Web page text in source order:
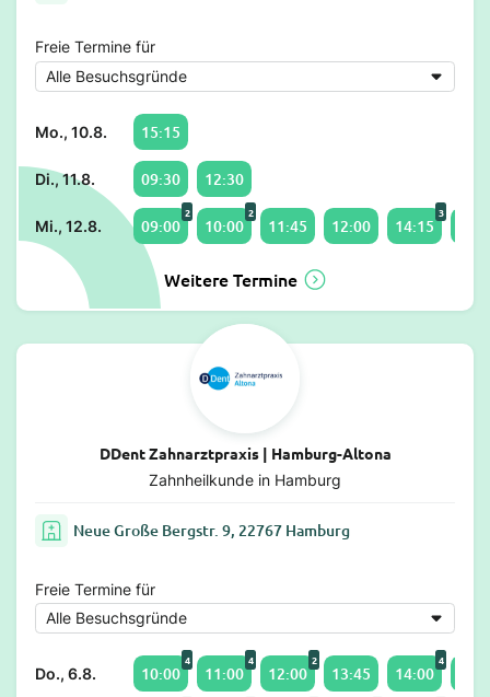
Freie Termine für
Mo., 10.8. 15:15
Di., 11.8. 09:30 12:30
Mi., 12.8. 09:00
2
10:00
2
11:45 12:00 14:15
3
Weitere Termine
DDent Zahnarztpraxis | Hamburg-Altona
Zahnheilkunde in Hamburg
Neue Große Bergstr. 9, 22767 Hamburg
Freie Termine für
Do., 6.8. 10:00
4
11:00
4
12:00
2
13:45 14:00
4